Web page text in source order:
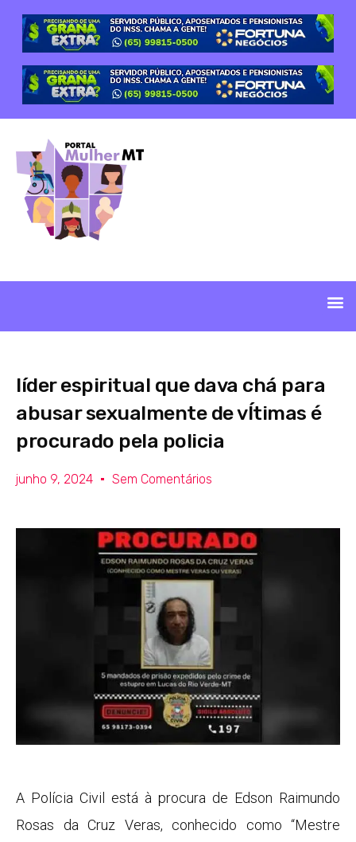
líder espiritual que dava chá para
abusar sexualmente de vÍtimas é
procurado pela policia
junho 9, 2024 Sem Comentários
A Polícia Civil está à procura de Edson Raimundo
Rosas da Cruz Veras, conhecido como “Mestre